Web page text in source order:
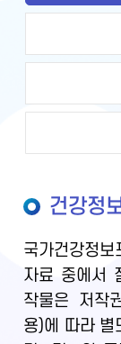
건강정
국가건강정
자료 중에서
작물은 저작
용)에 따라 별